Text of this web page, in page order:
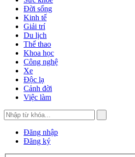
Đời sống
Kinh tế
Giải trí
Du lịch
Thể thao
Khoa học
Công nghệ
Xe
Độc lạ
Cảnh đời
Việc làm
Đăng nhập
Đăng ký